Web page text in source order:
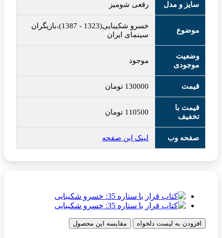
سایز و مدل رقعی شومیز
موضوع
خسرو شکیبایی(1323 -
1387)،بازیگران
سینمای ایران
وضعیت
موجودی
موجود
قیمت 130000 تومان
قیمت با
تخفیف
110500 تومان
صفحه وب لینک این صفحه
افزودن به لیست دلخواه مقایسه این محصول